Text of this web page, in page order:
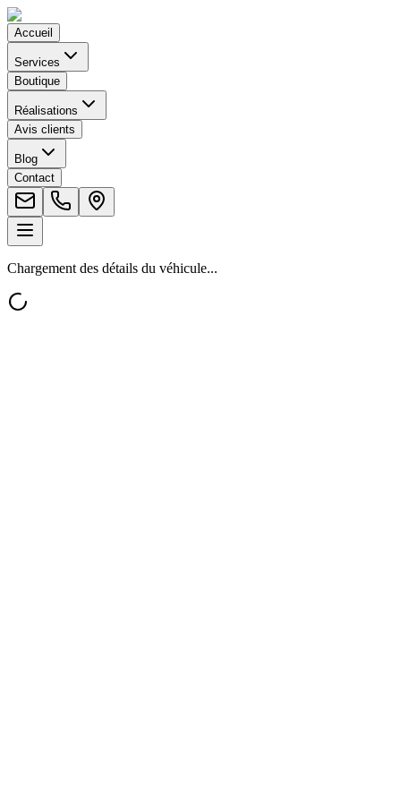
Accueil
Services
Boutique
Réalisations
Avis clients
Blog
Contact
Chargement des détails du véhicule...